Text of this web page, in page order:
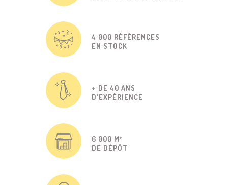
4 000 RÉFÉRENCES
EN STOCK
+ DE 40 ANS
D'EXPÉRIENCE
6 000 M²
DE DÉPÔT